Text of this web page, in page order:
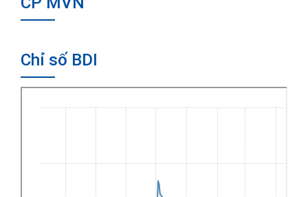
Chỉ số BDI